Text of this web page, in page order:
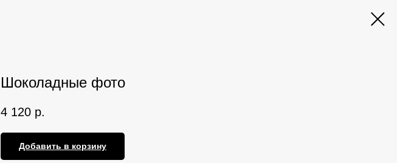
Шоколадные фото
4 120 р.
Добавить в корзину